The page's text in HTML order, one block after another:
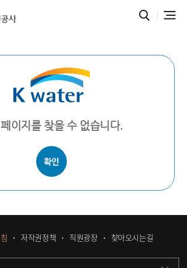
이지를 찾을 수 없습니다.
저작권정책 직원광장 찾아오시는길